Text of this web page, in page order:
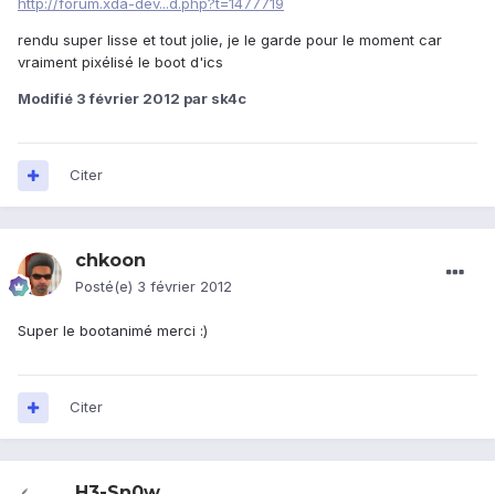
http://forum.xda-dev...d.php?t=1477719
rendu super lisse et tout jolie, je le garde pour le moment car
vraiment pixélisé le boot d'ics
Modifié 3 février 2012 par sk4c
Citer
chkoon
Posté(e) 3 février 2012
Super le bootanimé merci :)
Citer